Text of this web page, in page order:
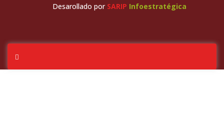
Desarollado por SARIP Infoestratégica